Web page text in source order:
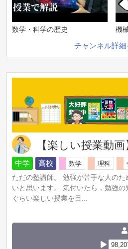
数学・科学の歴史 機
チャンネル詳細
【楽しい授業動
中学 高校 数学 理科
ただの塾講師。 勉強が苦手な人の
いと思います。 気付いたら，勉強
ぐらい楽しい授業を目...